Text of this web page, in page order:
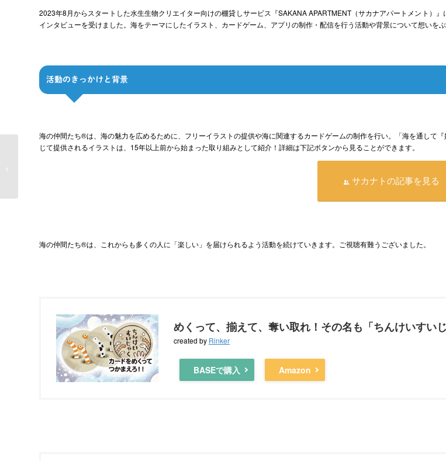
2023年8月からスタートした水生生物クリエイター向けの棚貸しサービス『SAKANA APARTMENT（サカナアパートメント）
インタビューを受けました。海をテーマにしたイラスト、カードゲーム、アプリの制作・配信を行う活動や背景について想いを
活動のきっかけと背景
海の仲間たち®は、海の魅力を広めるために、フリーイラストの提供や海に関連するカードゲームの制作を行い。「海を通して
じて提供されるイラストは、15年以上前から始まった取り組みとして紹介！詳細は下記ボタンから見ることができます。
サカナトの記事を見る
海の仲間たち®は、これからも多くの人に「楽しい」を届けられるよう活動を続けていきます。ご視聴有難うございました。
めくって、揃えて、奪い取れ！その名も「ちんけいすい
created by Rinker
BASEで購入 Amazon
【海の魅力】初めて海